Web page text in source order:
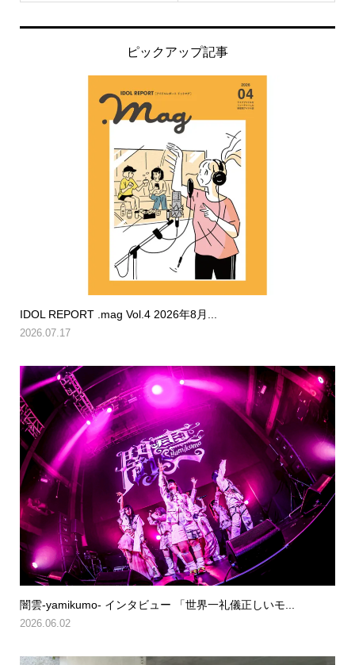
ピックアップ記事
IDOL REPORT .mag Vol.4 2026年8月...
2026.07.17
闇雲-yamikumo- インタビュー 「世界一礼儀正しいモ...
2026.06.02